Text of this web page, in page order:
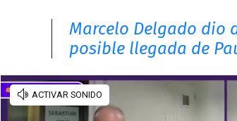
Marcelo Delgado dio
posible llegada de